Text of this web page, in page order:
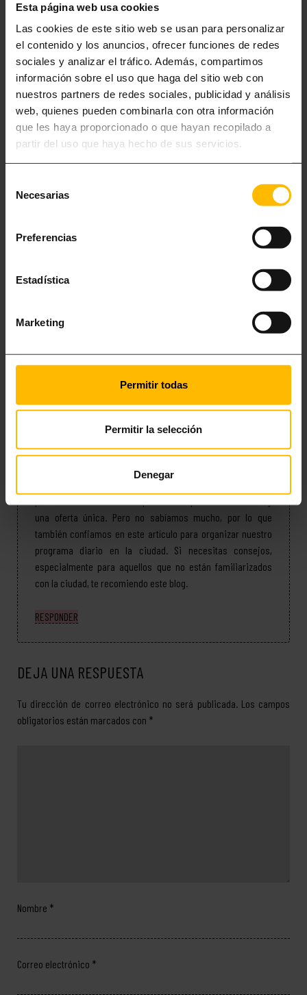
Esta página web usa cookies
Las cookies de este sitio web se usan para personalizar
el contenido y los anuncios, ofrecer funciones de redes
sociales y analizar el tráfico. Además, compartimos
información sobre el uso que haga del sitio web con
nuestros partners de redes sociales, publicidad y análisis
web, quienes pueden combinarla con otra información
que les haya proporcionado o que hayan recopilado a
partir del uso que haya hecho de sus servicios.
Necesarias
Preferencias
Estadística
Marketing
Permitir todas
Permitir la selección
Denegar
que necesitarás durante tu estancia. También disponen
de televisión vía satélite y conexión Wi-Fi gratuita de
alta velocidad, así como de caja fuerte y de un servicio
de vigilancia privado las 24 horas del día.
Además, al efectuar tu reserva, puedes contratar otros
muchos servicios adicionales: prensa internacional en
bicicletas, compras en el supermercado, reserva de
entradas para museos, deportes y espectáculos;
sin compromiso
Fiestas y eventos en 2018 en Barcelona
Anton Magrindice:
mayo 7, 2020 a las 3:22 pm
Fue nuestra primera vez en Barcelona, tanto para mí como
una oferta única. Pero no sabíamos mucho, por lo que
también confiamos en este artículo para organizar nuestro
programa diario en la ciudad. Si necesitas consejos,
especialmente para aquellos que no están familiarizados
con la ciudad, te recomiendo este blog.
RESPONDER
DEJA UNA RESPUESTA
Tu dirección de correo electrónico no será publicada. Los campos
obligatorios están marcados con *
Nombre *
Correo electrónico *